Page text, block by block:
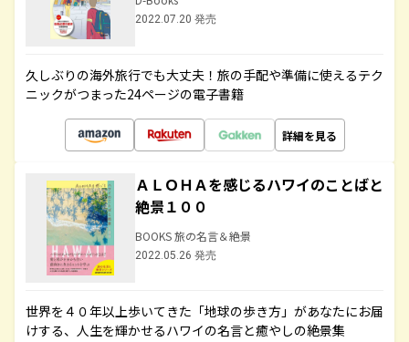
2022.07.20 発売
久しぶりの海外旅行でも大丈夫！旅の手配や準備に使えるテク
ニックがつまった24ページの電子書籍
詳細を見る
ＡＬＯＨＡを感じるハワイのことばと
絶景１００
BOOKS 旅の名言＆絶景
2022.05.26 発売
世界を４０年以上歩いてきた「地球の歩き方」があなたにお届
けする、人生を輝かせるハワイの名言と癒やしの絶景集